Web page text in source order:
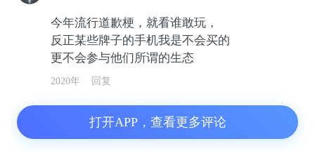
今年流行道歉梗，就看谁敢玩，
反正某些牌子的手机我是不会买的
更不会参与他们所谓的生态
2020年 回复
打开APP，查看更多评论